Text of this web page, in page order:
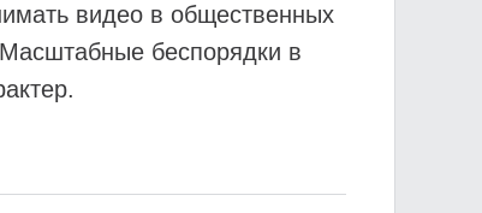
видео в общественных
Масштабные беспорядки в